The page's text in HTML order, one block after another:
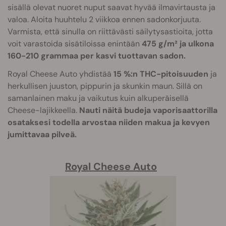
sisällä olevat nuoret nuput saavat hyvää ilmavirtausta ja
valoa. Aloita huuhtelu 2 viikkoa ennen sadonkorjuuta.
Varmista, että sinulla on riittävästi säilytysastioita, jotta
voit varastoida sisätiloissa enintään 475 g/m² ja ulkona
160-210 grammaa per kasvi tuottavan sadon.
Royal Cheese Auto yhdistää 15 %:n THC-pitoisuuden ja
herkullisen juuston, pippurin ja skunkin maun. Sillä on
samanlainen maku ja vaikutus kuin alkuperäisellä
Cheese-lajikkeella. Nauti näitä budeja vaporisaattorilla
osataksesi todella arvostaa niiden makua ja kevyen
jumittavaa pilveä.
Royal Cheese Auto